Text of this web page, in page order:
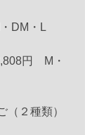
DM・L
円　M・
（２種類）